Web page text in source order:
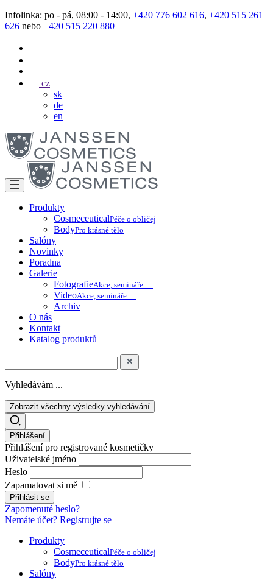
Infolinka: po - pá, 08:00 - 14:00, +420 776 602 616, +420 515 261
626 nebo +420 515 220 880
cz
sk
de
en
Produkty
CosmeceuticalPéče o obličej
BodyPro krásné tělo
Salóny
Novinky
Poradna
Galerie
FotografieAkce, semináře …
VideoAkce, semináře …
Archiv
O nás
Kontakt
Katalog produktů
Vyhledávám ...
Zobrazit všechny výsledky vyhledávání
Přihlášení
Přihlášení pro registrované kosmetičky
Uživatelské jméno
Heslo
Zapamatovat si mě
Zapomenuté heslo?
Nemáte účet? Registrujte se
Produkty
CosmeceuticalPéče o obličej
BodyPro krásné tělo
Salóny